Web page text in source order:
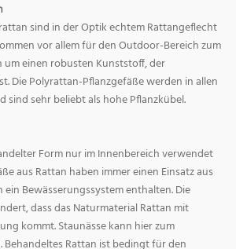
sind in der Optik echtem Rattangeflecht
vor allem für den Outdoor-Bereich zum
um einen robusten Kunststoff, der
Die Polyrattan-Pflanzgefäße werden in allen
sind sehr beliebt als hohe Pflanzkübel.
Form nur im Innenbereich verwendet
aus Rattan haben immer einen Einsatz aus
ein Bewässerungssystem enthalten. Die
dass das Naturmaterial Rattan mit
kommt. Staunässe kann hier zum
Behandeltes Rattan ist bedingt für den